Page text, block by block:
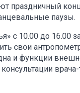
праздничный
паузы.
с 10.00 до 16.00
свои
и функции